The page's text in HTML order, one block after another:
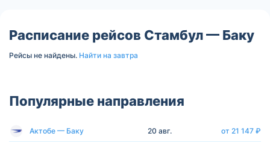
Расписание рейсов Стамбул — Баку
Рейсы не найдены. Найти на завтра
Популярные направления
Актобе — Баку 20 авг. от 21 147 ₽